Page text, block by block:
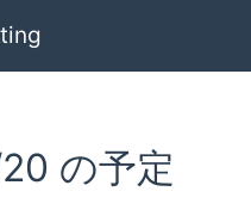
の予定